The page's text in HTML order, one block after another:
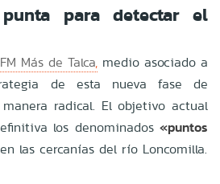
para detectar el
Más de Talca, medio asociado a
de esta nueva fase de
radical. El objetivo actual
los denominados «puntos
las cercanías del río Loncomilla.